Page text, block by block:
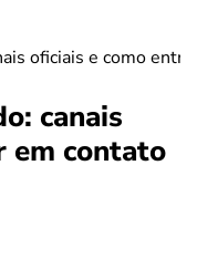
oficiais e como
canais
em contato